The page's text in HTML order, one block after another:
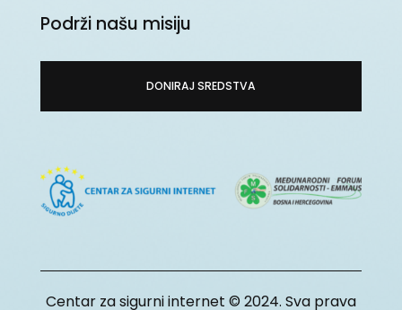
Podrži našu misiju
DONIRAJ SREDSTVA
Centar za sigurni internet © 2024. Sva prava